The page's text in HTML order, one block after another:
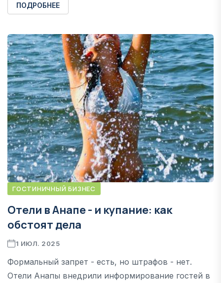
ПОДРОБНЕЕ
ГОСТИНИЧНЫЙ БИЗНЕС
Отели в Анапе - и купание: как
обстоят дела
1 ИЮЛ. 2025
Формальный запрет - есть, но штрафов - нет.
Отели Анапы внедрили информирование гостей в